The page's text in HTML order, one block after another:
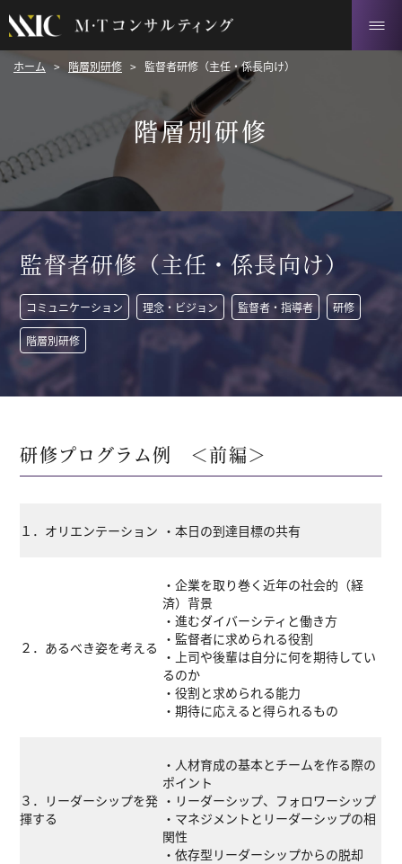
階層別研修
ホーム > 階層別研修 > 監督者研修（主任・係長向け）
監督者研修（主任・係長向け）
コミュニケーション 理念・ビジョン 監督者・指導者 研修
階層別研修
研修プログラム例 ＜前編＞
１．オリエンテーション ・本日の到達目標の共有
２．あるべき姿を考える
・企業を取り巻く近年の社会的（経
済）背景
・進むダイバーシティと働き方
・監督者に求められる役割
・上司や後輩は自分に何を期待してい
るのか
・役割と求められる能力
・期待に応えると得られるもの
３．リーダーシップを発
揮する
・人材育成の基本とチームを作る際の
ポイント
・リーダーシップ、フォロワーシップ
・マネジメントとリーダーシップの相
関性
・依存型リーダーシップからの脱却